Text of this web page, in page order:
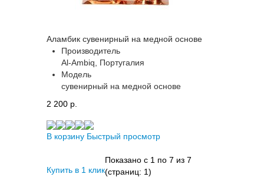
Аламбик сувенирный на медной основе
Производитель
Al-Ambiq, Португалия
Модель
сувенирный на медной основе
2 200 p.
В корзину Быстрый просмотр
Купить в 1 клик
Показано с 1 по 7 из 7
(страниц: 1)